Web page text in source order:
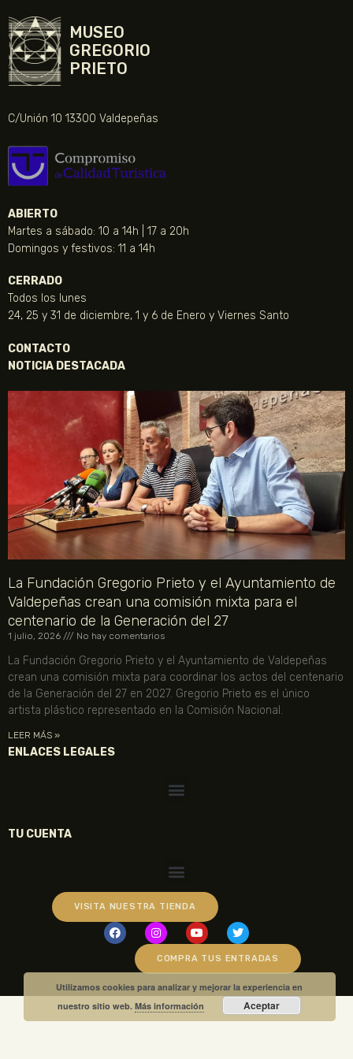
MUSEO
GREGORIO
PRIETO
C/Unión 10 13300 Valdepeñas
ABIERTO
Martes a sábado: 10 a 14h | 17 a 20h
Domingos y festivos: 11 a 14h
CERRADO
Todos los lunes
24, 25 y 31 de diciembre, 1 y 6 de Enero y Viernes Santo
CONTACTO
NOTICIA DESTACADA
La Fundación Gregorio Prieto y el Ayuntamiento de
Valdepeñas crean una comisión mixta para el
centenario de la Generación del 27
1 julio, 2026 No hay comentarios
La Fundación Gregorio Prieto y el Ayuntamiento de Valdepeñas
crean una comisión mixta para coordinar los actos del centenario
de la Generación del 27 en 2027. Gregorio Prieto es el único
artista plástico representado en la Comisión Nacional.
LEER MÁS »
ENLACES LEGALES
TU CUENTA
VISITA NUESTRA TIENDA
COMPRA TUS ENTRADAS
Utilizamos cookies para analizar y mejorar la experiencia en
nuestro sitio web.Más información Aceptar